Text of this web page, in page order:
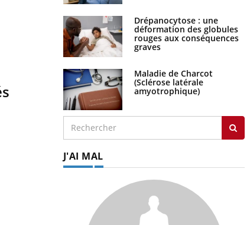
Drépanocytose : une
déformation des globules
rouges aux conséquences
graves
Maladie de Charcot
(Sclérose latérale
amyotrophique)
J'AI MAL